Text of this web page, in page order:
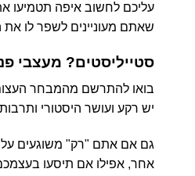
עליכם לחשוב איפה תטמיעו
שאתם מעוניינים לשפר לו
סטייליסטים? מעצבי
בואו להתרשם מהמבחר העצום
יש רקע ועושר היסטורי
גם אם אתם "רק" משוגעים על
אחר, אפילו אם תיסעו